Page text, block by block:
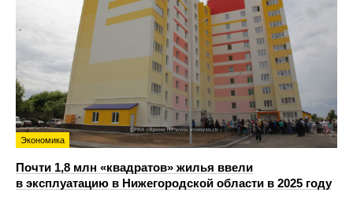
Экономика
Почти 1,8 млн «квадратов» жилья ввели
в эксплуатацию в Нижегородской области в 2025 году